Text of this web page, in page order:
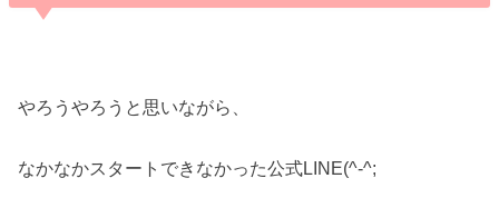
やろうやろうと思いながら、
なかなかスタートできなかった公式LINE(^-^;